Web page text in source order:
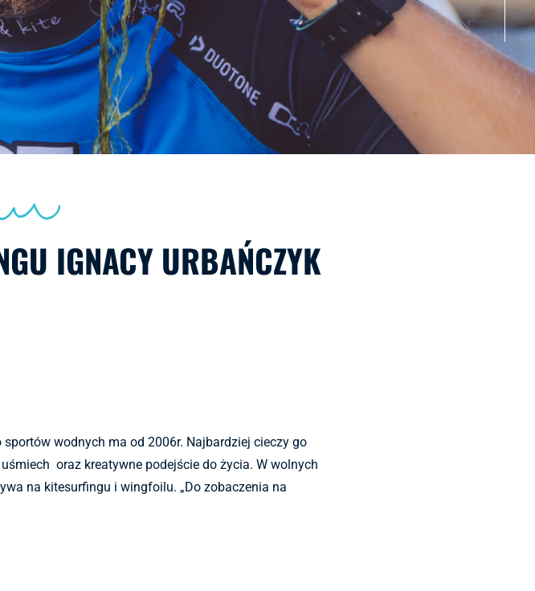
IGNACY URBAŃCZYK
sportów wodnych ma od 2006r. Najbardziej cieczy go
oraz kreatywne podejście do życia. W wolnych
na kitesurfingu i wingfoilu. „Do zobaczenia na